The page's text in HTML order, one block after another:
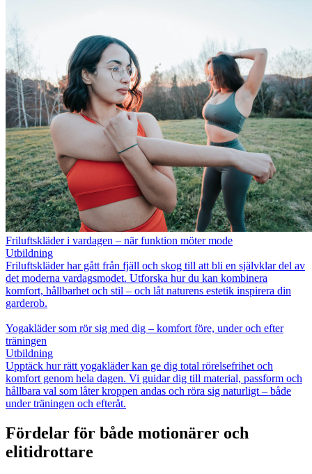
Friluftskläder i vardagen – när funktion möter mode
Utbildning
Friluftskläder har gått från fjäll och skog till att bli en självklar del av
det moderna vardagsmodet. Utforska hur du kan kombinera
komfort, hållbarhet och stil – och låt naturens estetik inspirera din
garderob.
Yogakläder som rör sig med dig – komfort före, under och efter
träningen
Utbildning
Upptäck hur rätt yogakläder kan ge dig total rörelsefrihet och
komfort genom hela dagen. Vi guidar dig till material, passform och
hållbara val som låter kroppen andas och röra sig naturligt – både
under träningen och efteråt.
Fördelar för både motionärer och
elitidrottare